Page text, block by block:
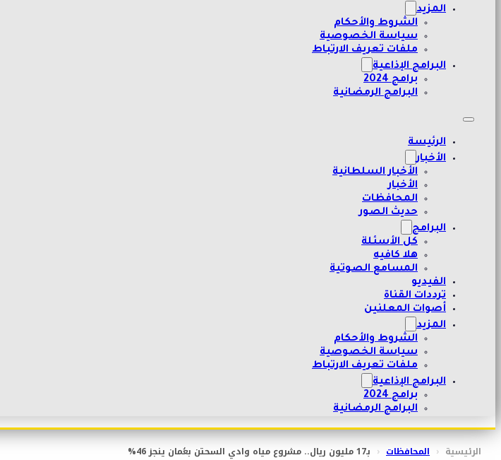
المزيد
الشروط والأحكام
سياسة الخصوصية
ملفات تعريف الارتباط
البرامج الإذاعية
برامج 2024
البرامج الرمضانية
الرئيسة
الأخبار
الأخبار السلطانية
الأخبار
المحافظات
حديث الصور
البرامج
كل الأسئلة
هلا كافيه
المسامع الصوتية
الفيديو
ترددات القناة
أصوات المعلنين
المزيد
الشروط والأحكام
سياسة الخصوصية
ملفات تعريف الارتباط
البرامج الإذاعية
برامج 2024
البرامج الرمضانية
الرئيسية ‹ المحافظات ‹ بـ17 مليون ريال.. مشروع مياه وادي السحتن بعُمان ينجز 46%